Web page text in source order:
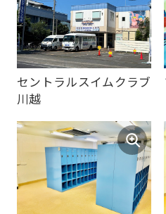
セントラルスイムクラブ
川越